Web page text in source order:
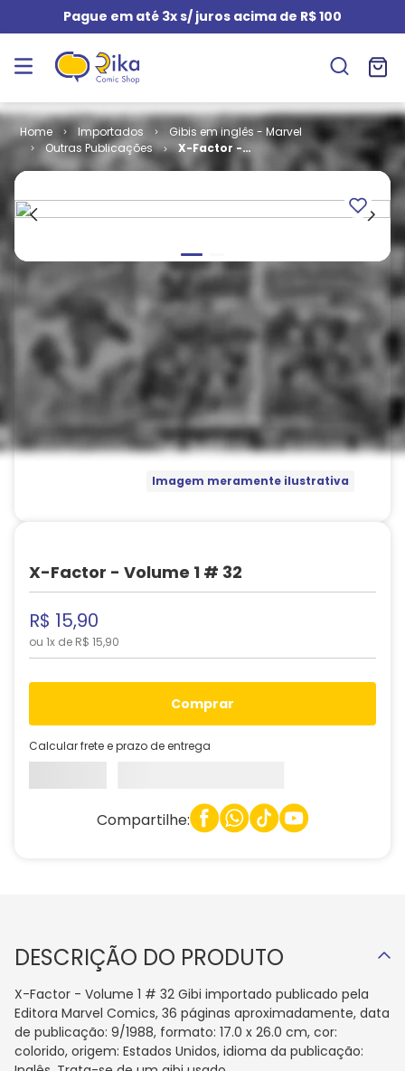
Pague em até 3x s/ juros acima de R$ 100
Importados
Gibis em inglês - Marvel
Outras Publicações
X-Factor -
Volume 1 # 32
Imagem meramente ilustrativa
X-Factor - Volume 1 # 32
R$ 15,90
ou 1x de R$ 15,90
comprar
Calcular frete e prazo de entrega
Compartilhe:
DESCRIÇÃO DO PRODUTO
X-Factor - Volume 1 # 32 Gibi importado publicado pela
Editora Marvel Comics, 36 páginas aproximadamente, data
de publicação: 9/1988, formato: 17.0 x 26.0 cm, cor:
colorido, origem: Estados Unidos, idioma da publicação: